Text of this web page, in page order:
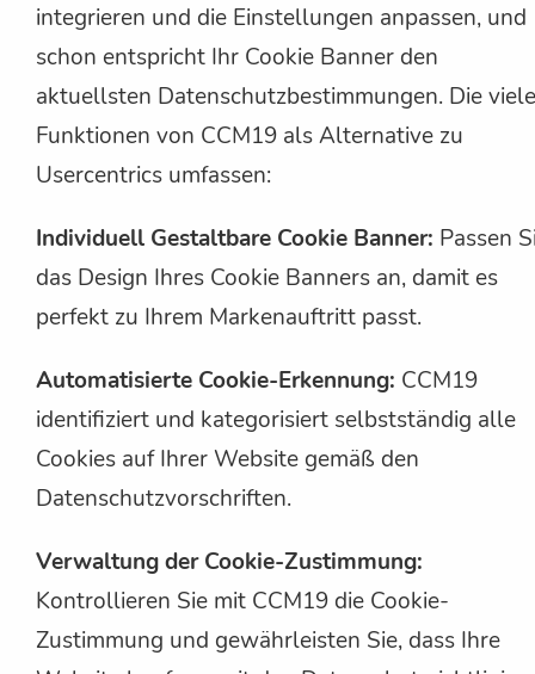
integrieren und die Einstellungen anpassen, und
schon entspricht Ihr Cookie Banner den
aktuellsten Datenschutzbestimmungen. Die
Funktionen von CCM19 als Alternative zu
Usercentrics umfassen:
Individuell Gestaltbare Cookie Banner: Passen
das Design Ihres Cookie Banners an, damit es
perfekt zu Ihrem Markenauftritt passt.
Automatisierte Cookie-Erkennung: CCM19
identifiziert und kategorisiert selbstständig alle
Cookies auf Ihrer Website gemäß den
Datenschutzvorschriften.
Verwaltung der Cookie-Zustimmung:
Kontrollieren Sie mit CCM19 die Cookie-
Zustimmung und gewährleisten Sie, dass Ihre